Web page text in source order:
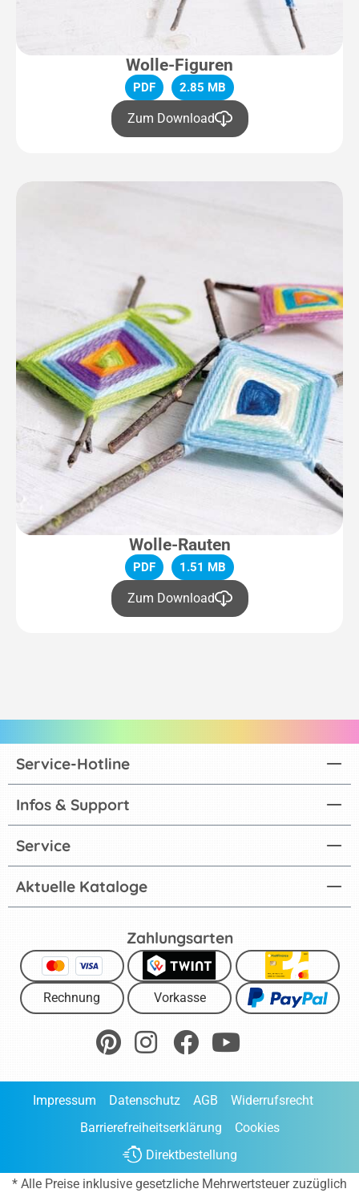
Wolle-Figuren
PDF 2.85 MB
Zum Download
Wolle-Rauten
PDF 1.51 MB
Zum Download
Aktuelle Kataloge
Service-Hotline
Infos & Support
Service
Zahlungsarten
Rechnung Vorkasse
Impressum Datenschutz AGB
Widerrufsrecht
Barrierefreiheitserklärung
Cookies
Direktbestellung
* Alle Preise inklusive gesetzliche Mehrwertsteuer zuzüglich